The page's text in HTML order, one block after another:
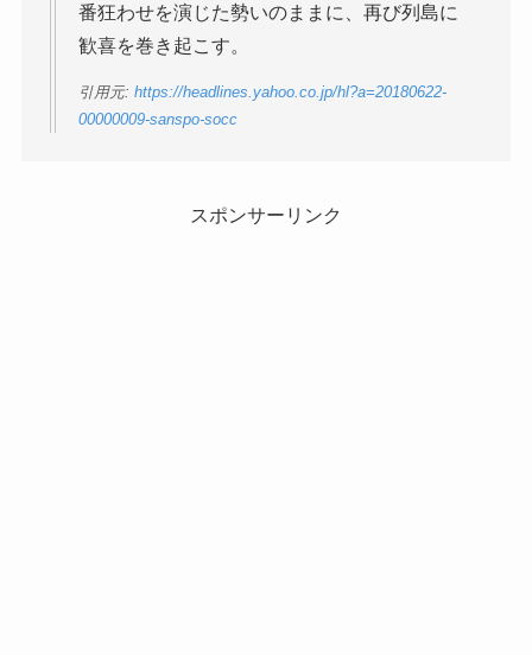
番狂わせを演じた勢いのままに、再び列島に
歓喜を巻き起こす。
引用元: https://headlines.yahoo.co.jp/hl?a=20180622-
00000009-sanspo-socc
スポンサーリンク